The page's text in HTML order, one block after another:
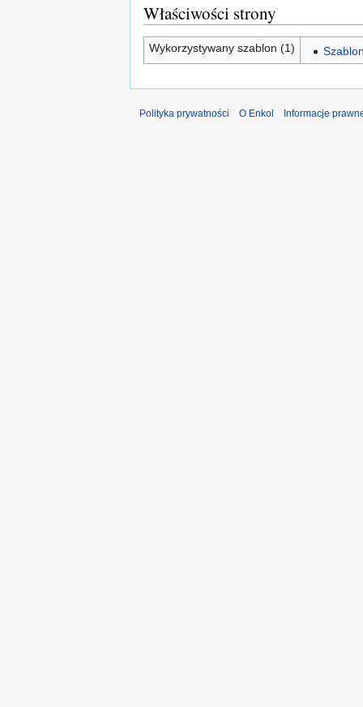
Właściwości strony
Wykorzystywany szablon (1)
Polityka prywatności O Enkol Informacje